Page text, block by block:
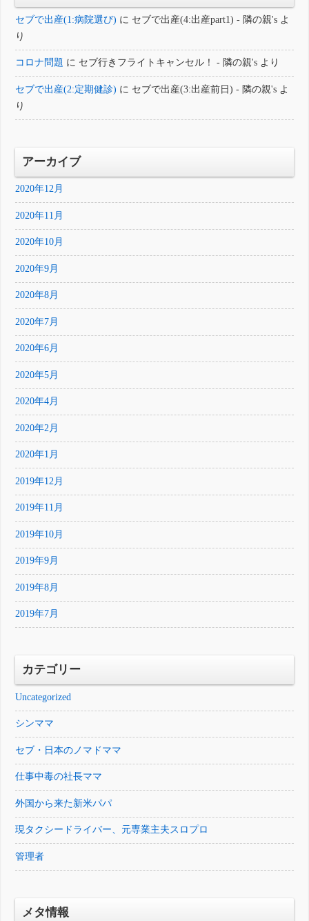
セブで出産(1:病院選び) に セブで出産(4:出産part1) - 隣の親's よ
り
コロナ問題 に セブ行きフライトキャンセル！ - 隣の親's より
セブで出産(2:定期健診) に セブで出産(3:出産前日) - 隣の親's よ
り
アーカイブ
2020年12月
2020年11月
2020年10月
2020年9月
2020年8月
2020年7月
2020年6月
2020年5月
2020年4月
2020年2月
2020年1月
2019年12月
2019年11月
2019年10月
2019年9月
2019年8月
2019年7月
カテゴリー
Uncategorized
シンママ
セブ・日本のノマドママ
仕事中毒の社長ママ
外国から来た新米パパ
現タクシードライバー、元専業主夫スロプロ
管理者
メタ情報